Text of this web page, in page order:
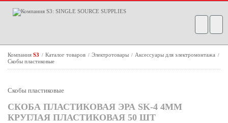
Компания S3 / Каталог товаров / Электротовары / Аксессуары для электромонтажа /
Скобы пластиковые
Скобы пластиковые
СКОБА ПЛАСТИКОВАЯ ЭРА SK-4 4ММ
КРУГЛАЯ ПЛАСТИКОВАЯ 50 ШТ